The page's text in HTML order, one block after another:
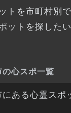
トを市町村別
ットを探した
心スポ一覧
ある心霊スポ